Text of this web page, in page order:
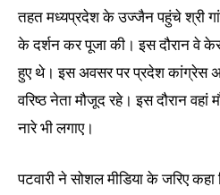
तहत मध्यप्रदेश के उज्जैन पहुंचे श्री
के दर्शन कर पूजा की। इस दौरान वे
हुए थे। इस अवसर पर प्रदेश कांग्रेस
वरिष्ठ नेता मौजूद रहे। इस दौरान
नारे भी लगाए।
पटवारी ने सोशल मीडिया के जरिए